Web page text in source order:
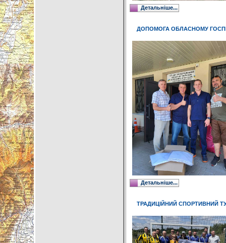
Детальніше...
ДОПОМОГА ОБЛАСНОМУ
Детальніше...
ТРАДИЦІЙНИЙ СПОРТИВНИЙ